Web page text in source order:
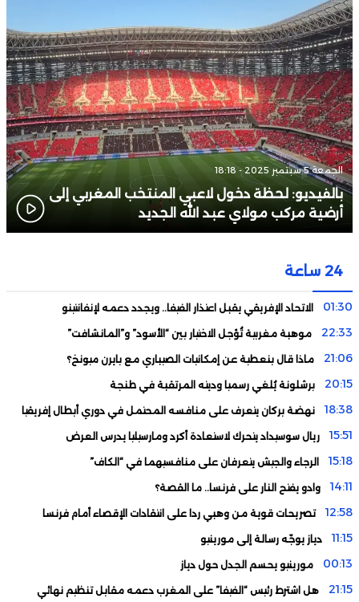
الجمعة 5 سبتمبر 2025 - 18:18
بالفيديو: لحظة دخول لاعبي المنتخب المغربي إلى
أرضية مركب مولاي عبد الله الجديد
24 ساعة
01:30 الاتحاد الإفريقي يقبل اعتذار الفيفا.. ويجدد دعمه لإنفانتينو
22:33 موهبة مغربية تُؤجل الاختيار بين “الأسود” و”المانشافت”
21:06 ماذا قال بنعطية عن إمكانيات الصيباري مع بايرن ميونخ؟
20:15 برشلونة يُلغي رسميا وديته المرتقبة في طنجة
18:38 نهضة بركان يتعرف على منافسه المحتمل في دوري أبطال إفريقيا
15:51 ريال سوسيداد يتحرك لاستعادة أكرد ومارسيليا يدرس العرض
15:18 الرجاء والجيش يتعرفان على منافسيهما في “الكاف”
14:11 وادو يفتح النار على فرنسا.. ما القصة؟
12:58 تصريحات قوية من وهبي ردا على انتقادات الإقصاء أمام فرنسا
11:15 دياز يوجّه رسالة إلى مورينيو
00:13 مورينيو يحسم الجدل حول دياز
21:15
هل اشترط رئيس “الفيفا” على المغرب دعمه مقابل تنظيم نهائي